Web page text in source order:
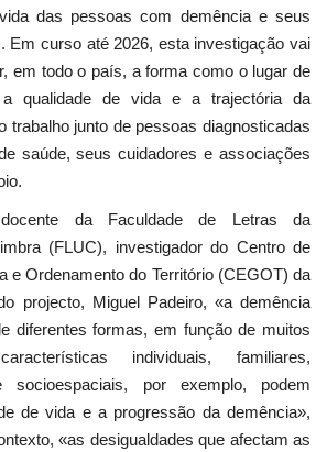
das pessoas com demência e seus
Em curso até 2026, esta investigação vai
em todo o país, a forma como o lugar de
a qualidade de vida e a trajectória da
trabalho junto de pessoas diagnosticadas
saúde, seus cuidadores e associações
da Faculdade de Letras da
(FLUC), investigador do Centro de
e Ordenamento do Território (CEGOT) da
projecto, Miguel Padeiro, «a demência
diferentes formas, em função de muitos
individuais, familiares,
socioespaciais, por exemplo, podem
de vida e a progressão da demência»,
«as desigualdades que afectam as